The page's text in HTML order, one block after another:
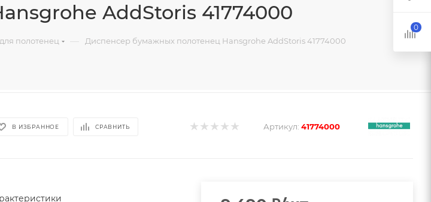
AddStoris 41774000
полотенец — Диспенсер бумажных полотенец Hansgrohe AddStoris 41774000
В ИЗБРАННОЕ СРАВНИТЬ Артикул: 41774000
0